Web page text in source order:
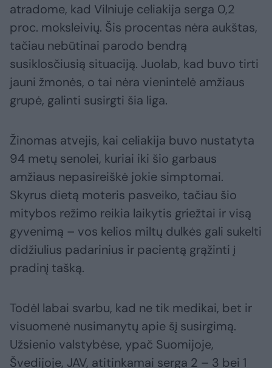
atradome, kad Vilniuje celiakija serga 0,2
proc. moksleivių. Šis procentas nėra aukštas,
tačiau nebūtinai parodo bendrą
susiklosčiusią situaciją. Juolab, kad buvo tirti
jauni žmonės, o tai nėra vienintelė amžiaus
grupė, galinti susirgti šia liga.
Žinomas atvejis, kai celiakija buvo nustatyta
94 metų senolei, kuriai iki šio garbaus
amžiaus nepasireiškė jokie simptomai.
Skyrus dietą moteris pasveiko, tačiau šio
mitybos režimo reikia laikytis griežtai ir visą
gyvenimą – vos kelios miltų dulkės gali sukelti
didžiulius padarinius ir pacientą grąžinti į
pradinį tašką.
Todėl labai svarbu, kad ne tik medikai, bet ir
visuomenė nusimanytų apie šį susirgimą.
Užsienio valstybėse, ypač Suomijoje,
Švedijoje, JAV, atitinkamai serga 2 – 3 bei 1